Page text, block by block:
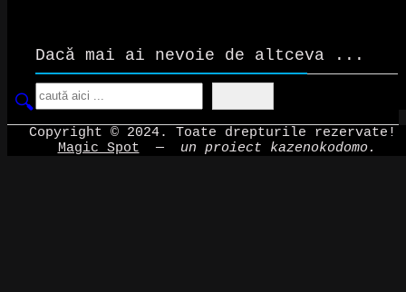
Dacă mai ai nevoie de altceva ...
Copyright © 2024. Toate drepturile rezervate!
Magic Spot — un proiect kazenokodomo.